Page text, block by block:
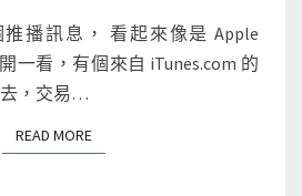
出
現
來
i
N
T
S
播訊息， 看起來像是 Apple
一看，有個來自 iTunes.com 的
，交易…
READ MOREREAD MORE